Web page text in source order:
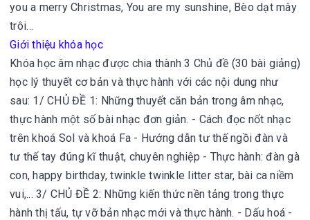
you a merry Christmas, You are my sunshine, Bèo dạt mây
trôi…
Giới thiệu khóa học
Khóa học âm nhạc được chia thành 3 Chủ đề (30 bài giảng)
học lý thuyết cơ bản và thực hành với các nội dung như
sau: 1/ CHỦ ĐỀ 1: Những thuyết căn bản trong âm nhạc,
thực hành một số bài nhạc đơn giản. - Cách đọc nốt nhạc
trên khoá Sol và khoá Fa - Hướng dẫn tư thế ngồi đàn và
tư thế tay đúng kĩ thuật, chuyên nghiệp - Thực hành: đàn gà
con, happy birthday, twinkle twinkle litter star, bài ca niềm
vui,... 3/ CHỦ ĐỀ 2: Những kiến thức nền tảng trong thực
hành thị tấu, tự vỡ bản nhạc mới và thực hành. - Dấu hoá -